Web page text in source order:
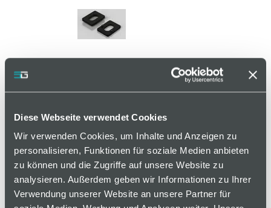
Diese Webseite verwendet Cookies
Wir verwenden Cookies, um Inhalte und Anzeigen zu
personalisieren, Funktionen für soziale Medien anbieten
zu können und die Zugriffe auf unsere Website zu
analysieren. Außerdem geben wir Informationen zu Ihrer
Verwendung unserer Website an unsere Partner für
Abstandshalter 2 mm für
Klemmblock 8
Artikelnummer 110000349 / Alte Materialnummer:
405615160
Zum Versetzen von Flächenelementen.